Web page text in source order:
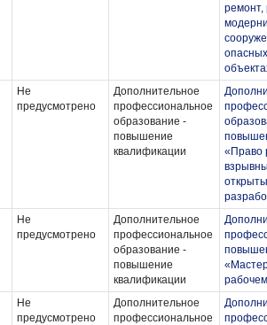
ремонт,
Не
предусмотрено
Дополнительное
профессиональное
образование -
повышение
квалификации
«Право
Не
предусмотрено
Дополнительное
профессиональное
образование -
повышение
квалификации
Не
предусмотрено
Дополнительное
профессиональное